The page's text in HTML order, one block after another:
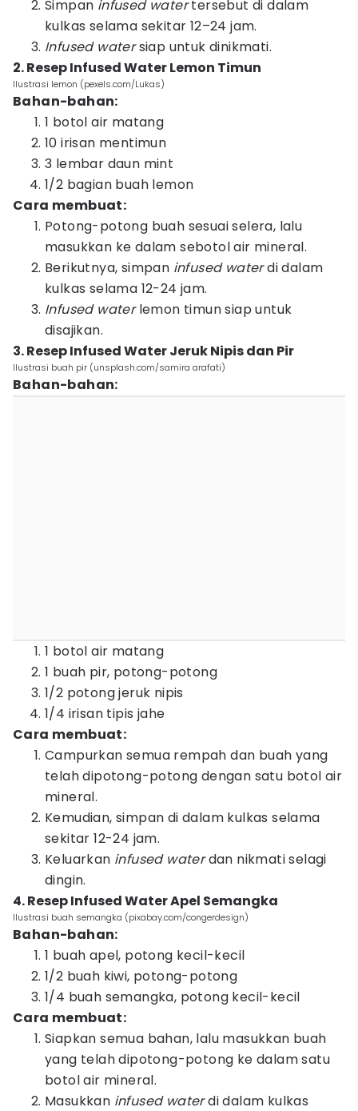
Simpan infused watertersebut di dalam
kulkas selama sekitar 12–24 jam.
Infused watersiap untuk dinikmati.
2. Resep Infused Water Lemon Timun
Ilustrasi lemon (pexels.com/Lukas)
Bahan-bahan:
1 botol air matang
10 irisan mentimun
3 lembar daun mint
1/2 bagian buah lemon
Cara membuat:
Potong-potong buah sesuai selera, lalu
masukkan ke dalam sebotol air mineral.
Berikutnya, simpan infused waterdi dalam
kulkas selama 12-24 jam.
Infused waterlemon timun siap untuk
disajikan.
3. Resep Infused Water Jeruk Nipis dan Pir
Ilustrasi buah pir (unsplash.com/samira arafati)
Bahan-bahan:
1 botol air matang
1 buah pir, potong-potong
1/2 potong jeruk nipis
1/4 irisan tipis jahe
Cara membuat:
Campurkan semua rempah dan buah yang
telah dipotong-potong dengan satu botol air
mineral.
Kemudian, simpan di dalam kulkas selama
sekitar 12-24 jam.
Keluarkan infused waterdan nikmati selagi
dingin.
4. Resep Infused Water Apel Semangka
Ilustrasi buah semangka (pixabay.com/congerdesign)
Bahan-bahan:
1 buah apel, potong kecil-kecil
1/2 buah kiwi, potong-potong
1/4 buah semangka, potong kecil-kecil
Cara membuat:
Siapkan semua bahan, lalu masukkan buah
yang telah dipotong-potong ke dalam satu
botol air mineral.
Masukkan infused waterdi dalam kulkas